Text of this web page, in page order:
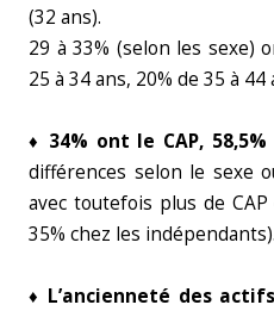
(32 ans).
29 à 33% (selon les sexe)
25 à 34 ans, 20% de 35 à
♦ 34% ont le CAP,
différences selon le sexe
avec toutefois plus de
35% chez les indépendants).
♦ L’ancienneté des